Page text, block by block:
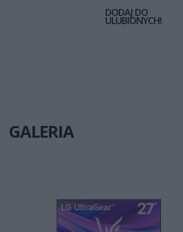
DODAJ DO
ULUBIONYCH!
GALERIA